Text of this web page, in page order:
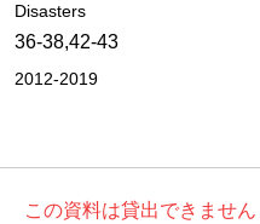
Disasters
36-38,42-43
2012-2019
この資料は貸出できません